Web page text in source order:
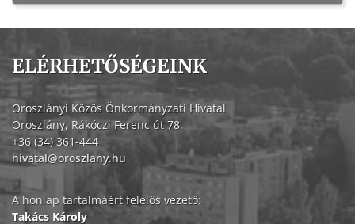
ELÉRHETŐSÉGEINK
Oroszlányi Közös Önkormányzati Hivatal
Oroszlány, Rákóczi Ferenc út 78.
+36 (34) 361-444
hivatal@oroszlany.hu
A honlap tartalmáért felelős vezető:
Takács Károly